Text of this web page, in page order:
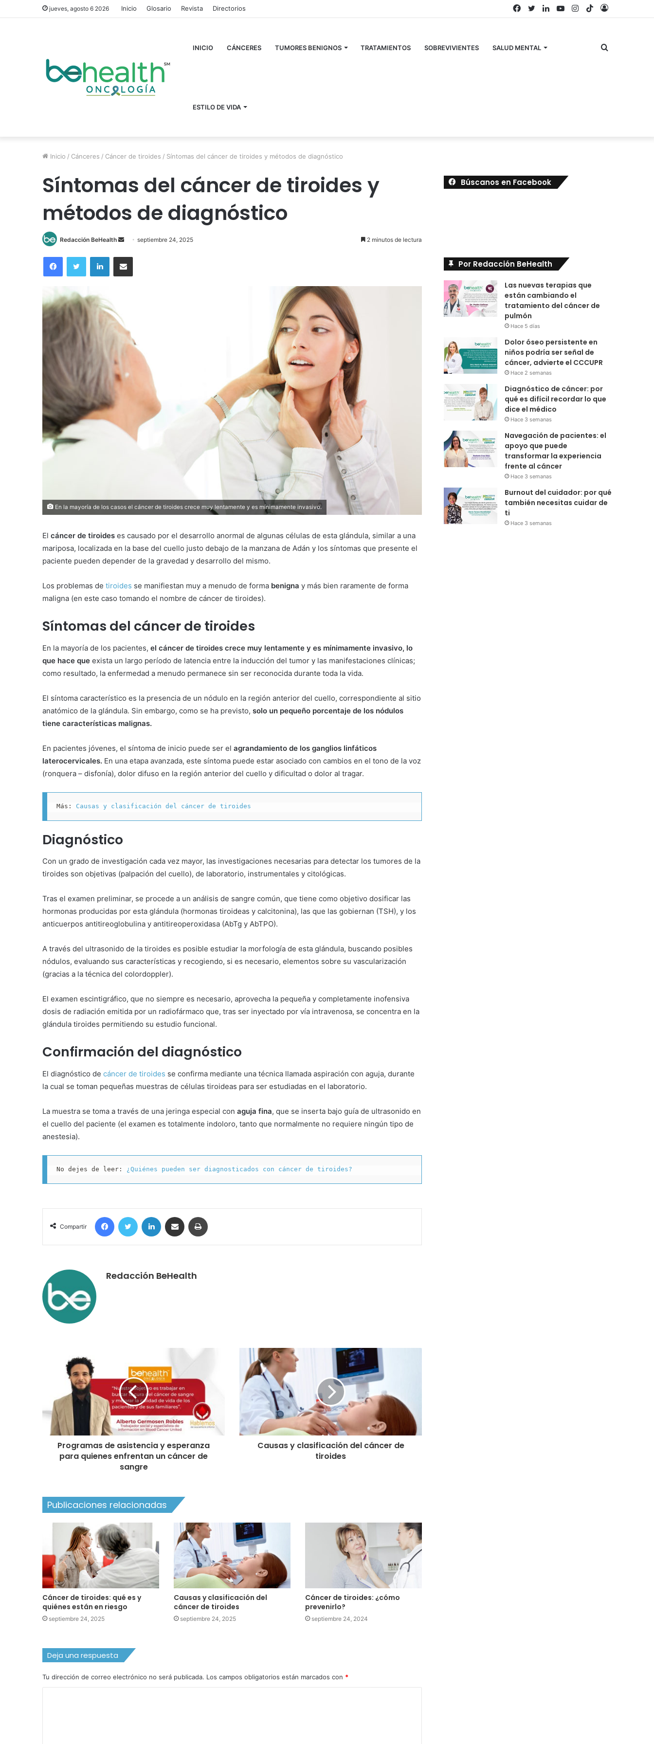
jueves, agosto 6 2026 Inicio Glosario Revista Directorios Acceso
TikTok
Instagram
YouTube
LinkedIn
Twitter
Facebook
INICIO CÁNCERES TUMORES BENIGNOS TRATAMIENTOS SOBREVIVIENTES SALUD MENTAL
ESTILO DE VIDA
Buscar
Inicio / Cánceres / Cáncer de tiroides / Síntomas del cáncer de tiroides y métodos de diagnóstico
Síntomas del cáncer de tiroides y
métodos de diagnóstico
Redacción BeHealth
Send
email
septiembre 24, 2025 2 minutos de lectura
FacebookTwitter LinkedInCompartir por correo electrónico
En la mayoría de los casos el cáncer de tiroides crece muy lentamente y es mínimamente invasivo.
El cáncer de tiroides es causado por el desarrollo anormal de algunas células de esta glándula, similar a una
mariposa, localizada en la base del cuello justo debajo de la manzana de Adán y los síntomas que presente el
paciente pueden depender de la gravedad y desarrollo del mismo.
Los problemas de tiroides se manifiestan muy a menudo de forma benigna y más bien raramente de forma
maligna (en este caso tomando el nombre de cáncer de tiroides).
Síntomas del cáncer de tiroides
En la mayoría de los pacientes, el cáncer de tiroides crece muy lentamente y es mínimamente invasivo, lo
que hace que exista un largo período de latencia entre la inducción del tumor y las manifestaciones clínicas;
como resultado, la enfermedad a menudo permanece sin ser reconocida durante toda la vida.
El síntoma característico es la presencia de un nódulo en la región anterior del cuello, correspondiente al sitio
anatómico de la glándula. Sin embargo, como se ha previsto, solo un pequeño porcentaje de los nódulos
tiene características malignas.
En pacientes jóvenes, el síntoma de inicio puede ser el agrandamiento de los ganglios linfáticos
laterocervicales. En una etapa avanzada, este síntoma puede estar asociado con cambios en el tono de la voz
(ronquera – disfonía), dolor difuso en la región anterior del cuello y dificultad o dolor al tragar.
Más: Causas y clasificación del cáncer de tiroides
Diagnóstico
Con un grado de investigación cada vez mayor, las investigaciones necesarias para detectar los tumores de la
tiroides son objetivas (palpación del cuello), de laboratorio, instrumentales y citológicas.
Tras el examen preliminar, se procede a un análisis de sangre común, que tiene como objetivo dosificar las
hormonas producidas por esta glándula (hormonas tiroideas y calcitonina), las que las gobiernan (TSH), y los
anticuerpos antitireoglobulina y antitireoperoxidasa (AbTg y AbTPO).
A través del ultrasonido de la tiroides es posible estudiar la morfología de esta glándula, buscando posibles
nódulos, evaluando sus características y recogiendo, si es necesario, elementos sobre su vascularización
(gracias a la técnica del colordoppler).
El examen escintigráfico, que no siempre es necesario, aprovecha la pequeña y completamente inofensiva
dosis de radiación emitida por un radiofármaco que, tras ser inyectado por vía intravenosa, se concentra en la
glándula tiroides permitiendo su estudio funcional.
Confirmación del diagnóstico
El diagnóstico de cáncer de tiroides se confirma mediante una técnica llamada aspiración con aguja, durante
la cual se toman pequeñas muestras de células tiroideas para ser estudiadas en el laboratorio.
La muestra se toma a través de una jeringa especial con aguja fina, que se inserta bajo guía de ultrasonido en
el cuello del paciente (el examen es totalmente indoloro, tanto que normalmente no requiere ningún tipo de
anestesia).
No dejes de leer: ¿Quiénes pueden ser diagnosticados con cáncer de tiroides?
Compartir
FacebookTwitter LinkedIn Compartir por correo electrónico
Redacción BeHealth
Programas de asistencia y esperanza
para quienes enfrentan un cáncer de
sangre
Causas y clasificación del cáncer de
tiroides
Publicaciones relacionadas
Cáncer de tiroides: qué es y
quiénes están en riesgo
septiembre 24, 2025
Causas y clasificación del
cáncer de tiroides
septiembre 24, 2025
Cáncer de tiroides: ¿cómo
prevenirlo?
septiembre 24, 2024
Deja una respuesta
Tu dirección de correo electrónico no será publicada. Los campos obligatorios están marcados con *
Búscanos en Facebook
Por Redacción BeHealth
Las nuevas terapias que
están cambiando el
tratamiento del cáncer de
pulmón
Hace 5 días
Dolor óseo persistente en
niños podría ser señal de
cáncer, advierte el CCCUPR
Hace 2 semanas
Diagnóstico de cáncer: por
qué es difícil recordar lo que
dice el médico
Hace 3 semanas
Navegación de pacientes: el
apoyo que puede
transformar la experiencia
frente al cáncer
Hace 3 semanas
Burnout del cuidador: por qué
también necesitas cuidar de
ti
Hace 3 semanas